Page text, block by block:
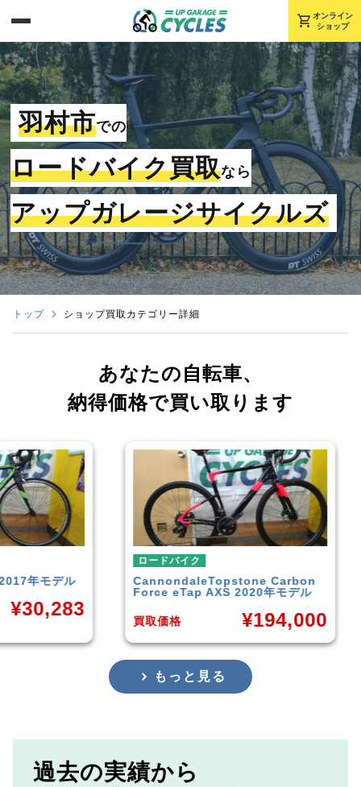
shopping_cart オンライン
ショップ
羽村市での
ロードバイク買取なら
アップガレージサイクルズ
トップ ショップ買取カテゴリー詳細
あなたの自転車、
納得価格で買い取ります
デル
ロードバイク
CannondaleTopstone Carbon
Force eTap AXS 2020年モデル
194,000
もっと見る
過去の実績から